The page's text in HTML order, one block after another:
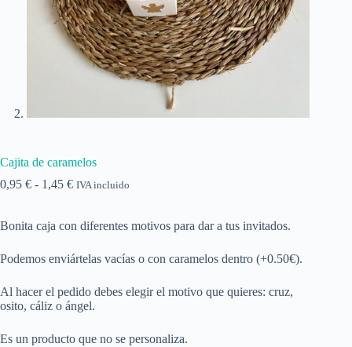
Cajita de caramelos
0,95 € - 1,45 €Rango
desde
hasta
IVA incluido
Bonita caja con diferentes motivos para dar a tus invitados.
Podemos enviártelas vacías o con caramelos dentro (+0.50€).
Al hacer el pedido debes elegir el motivo que quieres: cruz,
osito, cáliz o ángel.
Es un producto que no se personaliza.